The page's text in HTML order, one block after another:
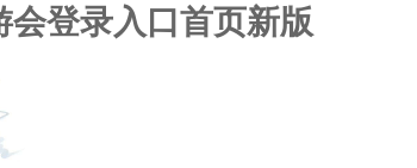
会登录入口首页新版